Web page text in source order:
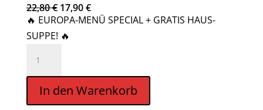
22,80€ Ursprünglicher
Preis
war:
22,80 €
17,90€Aktueller
Preis
ist:
🔥 EUROPA-MENÜ SPECIAL + GRATIS HAUS-
SUPPE! 🔥
MENÜ
Menge
In den Warenkorb